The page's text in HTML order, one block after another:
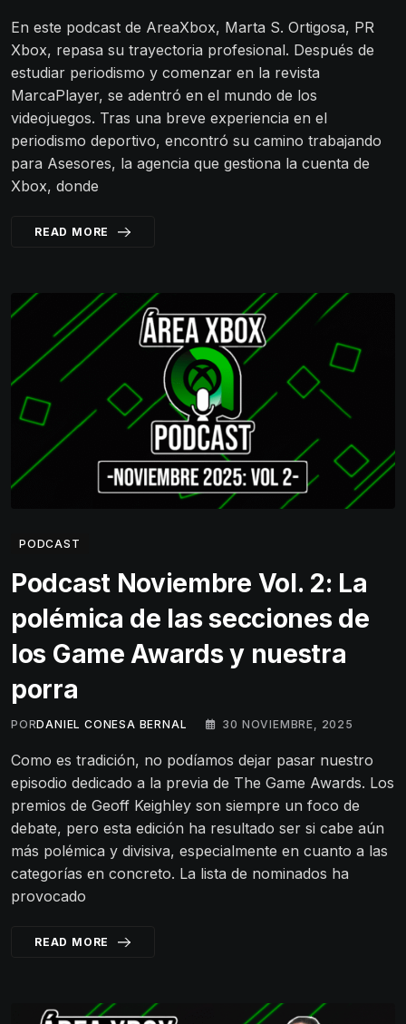
En este podcast de AreaXbox, Marta S. Ortigosa, PR
Xbox, repasa su trayectoria profesional. Después de
estudiar periodismo y comenzar en la revista
MarcaPlayer, se adentró en el mundo de los
videojuegos. Tras una breve experiencia en el
periodismo deportivo, encontró su camino trabajando
para Asesores, la agencia que gestiona la cuenta de
Xbox, donde
READ MORE
PODCAST
Podcast Noviembre Vol. 2: La
polémica de las secciones de
los Game Awards y nuestra
porra
PORDANIEL CONESA BERNAL 30 NOVIEMBRE, 2025
Como es tradición, no podíamos dejar pasar nuestro
episodio dedicado a la previa de The Game Awards. Los
premios de Geoff Keighley son siempre un foco de
debate, pero esta edición ha resultado ser si cabe aún
más polémica y divisiva, especialmente en cuanto a las
categorías en concreto. La lista de nominados ha
provocado
READ MORE